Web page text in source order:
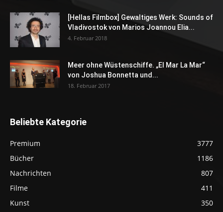
[Hellas Filmbox] Gewaltiges Werk: Sounds of
Vladivostok von Marios Joannou Elia...
4. Februar 2018
Meer ohne Wüstenschiffe. „El Mar La Mar“
von Joshua Bonnetta und...
18. Februar 2017
Beliebte Kategorie
Premium
3777
Bücher
1186
Nachrichten
807
Filme
411
Kunst
350